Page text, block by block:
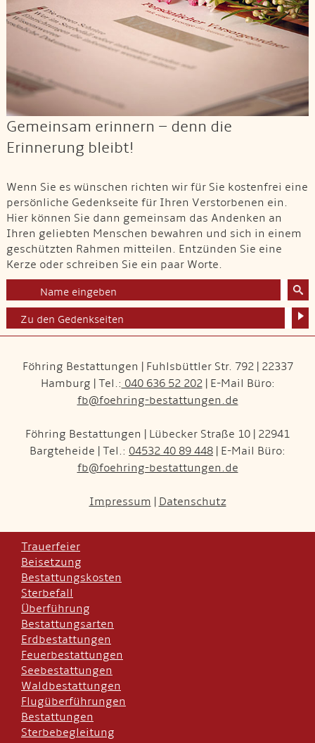
Gemeinsam erinnern – denn die
Erinnerung bleibt!
Wenn Sie es wünschen richten wir für Sie kostenfrei eine
persönliche Gedenkseite für Ihren Verstorbenen ein.
Hier können Sie dann gemeinsam das Andenken an
Ihren geliebten Menschen bewahren und sich in einem
geschützten Rahmen mitteilen. Entzünden Sie eine
Kerze oder schreiben Sie ein paar Worte.
Zu den Gedenkseiten
Föhring Bestattungen | Fuhlsbüttler Str. 792 | 22337
Hamburg | Tel.: 040 636 52 202| E-Mail Büro:
fb@foehring-bestattungen.de
Föhring Bestattungen | Lübecker Straße 10 | 22941
Bargteheide | Tel.: 04532 40 89 448 | E-Mail Büro:
fb@foehring-bestattungen.de
Impressum Datenschutz
Trauerfeier
Beisetzung
Bestattungskosten
Sterbefall
Überführung
Bestattungsarten
Erdbestattungen
Feuerbestattungen
Seebestattungen
Waldbestattungen
Flugüberführungen
Bestattungen
Sterbebegleitung